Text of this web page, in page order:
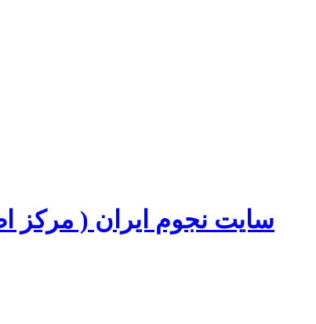
سایت نجوم ایران ( مرکز